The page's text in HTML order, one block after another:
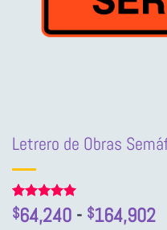
Letrero de Obras
Valorado
con5de 5
3
$64,240 - $164,902